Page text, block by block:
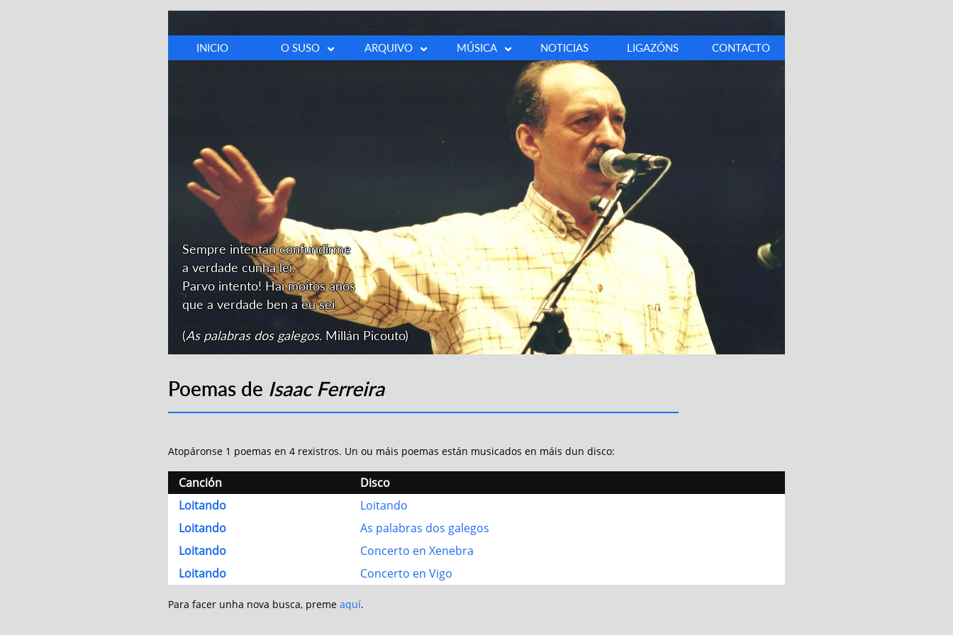
INICIO
O SUSO
ARQUIVO
MÚSICA
NOTICIAS LIGAZÓNS CONTACTO
Sempre intentan confundirme
a verdade cunha lei.
Parvo intento! Hai moitos anos
que a verdade ben a eu sei.
(As palabras dos galegos. Millán Picouto)
Poemas de Isaac Ferreira
Atopáronse 1 poemas en 4 rexistros. Un ou máis poemas están musicados en máis dun disco:
Canción
Disco
Loitando
Loitando
Loitando
As palabras dos galegos
Loitando
Concerto en Xenebra
Loitando
Concerto en Vigo
Para facer unha nova busca, preme aquí.